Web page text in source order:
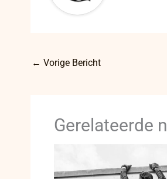
← Vorige Bericht
Gerelateerde